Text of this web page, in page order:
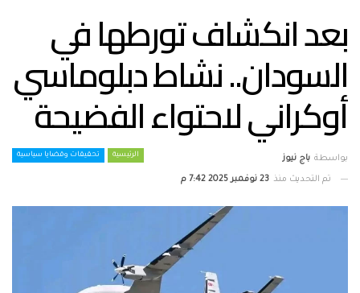
بعد انكشاف تورطها في
السودان.. نشاط دبلوماسي
أوكراني لاحتواء الفضيحة
الرئيسية تحقيقات وقضايا سياسية بواسطة باج نيوز
تم التحديث منذ 23 نوفمبر 2025 7:42 م